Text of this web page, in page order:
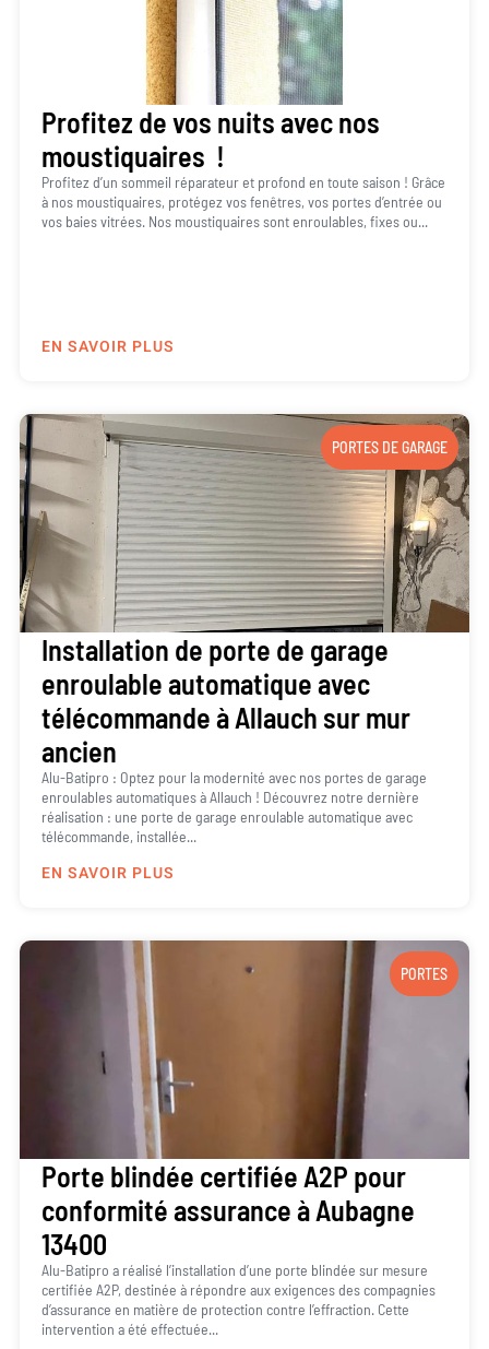
Profitez de vos nuits avec nos
moustiquaires !
Profitez d’un sommeil réparateur et profond en toute saison ! Grâce
à nos moustiquaires, protégez vos fenêtres, vos portes d’entrée ou
vos baies vitrées. Nos moustiquaires sont enroulables, fixes ou...
EN SAVOIR PLUS
PORTES DE GARAGE
Installation de porte de garage
enroulable automatique avec
télécommande à Allauch sur mur
ancien
Alu-Batipro : Optez pour la modernité avec nos portes de garage
enroulables automatiques à Allauch ! Découvrez notre dernière
réalisation : une porte de garage enroulable automatique avec
télécommande, installée...
EN SAVOIR PLUS
PORTES
Porte blindée certifiée A2P pour
conformité assurance à Aubagne
13400
Alu-Batipro a réalisé l’installation d’une porte blindée sur mesure
certifiée A2P, destinée à répondre aux exigences des compagnies
d’assurance en matière de protection contre l’effraction. Cette
intervention a été effectuée...